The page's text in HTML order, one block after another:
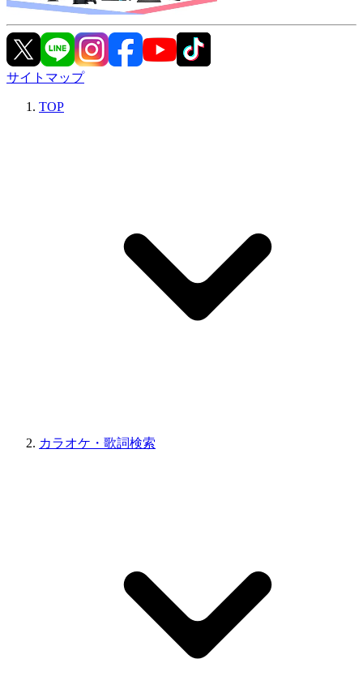
サイトマップ
TOP
カラオケ・歌詞検索